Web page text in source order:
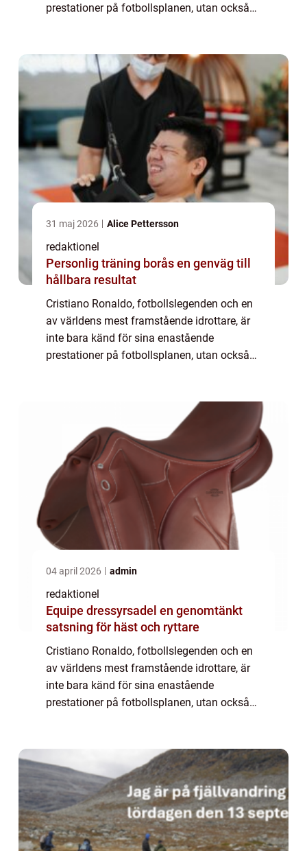
prestationer på fotbollsplanen, utan också
till sin familj. ...
31 maj 2026 Alice Pettersson
redaktionel
Personlig träning borås en genväg till
hållbara resultat
Cristiano Ronaldo, fotbollslegenden och en
av världens mest framstående idrottare, är
inte bara känd för sina enastående
prestationer på fotbollsplanen, utan också
04 april 2026 admin
redaktionel
Equipe dressyrsadel en genomtänkt
satsning för häst och ryttare
Cristiano Ronaldo, fotbollslegenden och en
av världens mest framstående idrottare, är
inte bara känd för sina enastående
prestationer på fotbollsplanen, utan också